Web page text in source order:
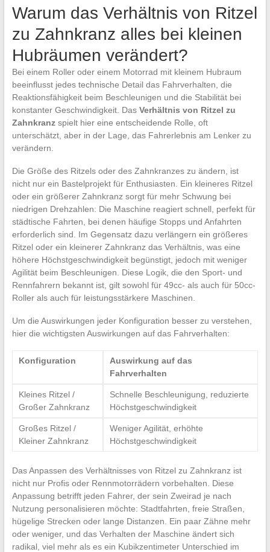
Warum das Verhältnis von Ritzel
zu Zahnkranz alles bei kleinen
Hubräumen verändert?
Bei einem Roller oder einem Motorrad mit kleinem Hubraum
beeinflusst jedes technische Detail das Fahrverhalten, die
Reaktionsfähigkeit beim Beschleunigen und die Stabilität bei
konstanter Geschwindigkeit. Das Verhältnis von Ritzel zu
Zahnkranzspielt hier eine entscheidende Rolle, oft
unterschätzt, aber in der Lage, das Fahrerlebnis am Lenker zu
verändern.
Die Größe des Ritzels oder des Zahnkranzes zu ändern, ist
nicht nur ein Bastelprojekt für Enthusiasten. Ein kleineres Ritzel
oder ein größerer Zahnkranz sorgt für mehr Schwung bei
niedrigen Drehzahlen: Die Maschine reagiert schnell, perfekt für
städtische Fahrten, bei denen häufige Stopps und Anfahrten
erforderlich sind. Im Gegensatz dazu verlängern ein größeres
Ritzel oder ein kleinerer Zahnkranz das Verhältnis, was eine
höhere Höchstgeschwindigkeit begünstigt, jedoch mit weniger
Agilität beim Beschleunigen. Diese Logik, die den Sport- und
Rennfahrern bekannt ist, gilt sowohl für 49cc- als auch für 50cc-
Roller als auch für leistungsstärkere Maschinen.
Um die Auswirkungen jeder Konfiguration besser zu verstehen,
hier die wichtigsten Auswirkungen auf das Fahrverhalten:
Konfiguration
Auswirkung auf das
Fahrverhalten
Kleines Ritzel /
Großer Zahnkranz
Schnelle Beschleunigung, reduzierte
Höchstgeschwindigkeit
Großes Ritzel /
Kleiner Zahnkranz
Weniger Agilität, erhöhte
Höchstgeschwindigkeit
Das Anpassen des Verhältnisses von Ritzel zu Zahnkranz ist
nicht nur Profis oder Rennmotorrädern vorbehalten. Diese
Anpassung betrifft jeden Fahrer, der sein Zweirad je nach
Nutzung personalisieren möchte: Stadtfahrten, freie Straßen,
hügelige Strecken oder lange Distanzen. Ein paar Zähne mehr
oder weniger, und das Verhalten der Maschine ändert sich
radikal, viel mehr als es ein Kubikzentimeter Unterschied im